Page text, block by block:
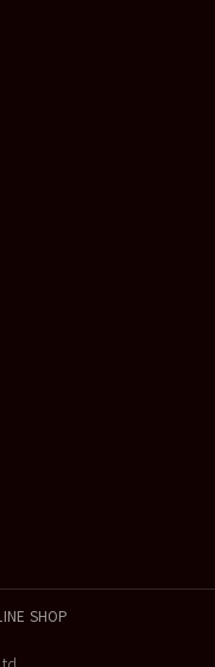
SHOP